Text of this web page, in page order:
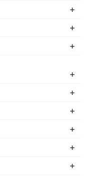
+
+
+
+
+
+
+
+
+